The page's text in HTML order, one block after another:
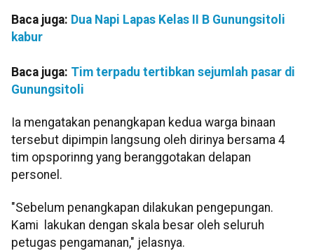
Baca juga: Dua Napi Lapas Kelas II B Gunungsitoli
kabur
Baca juga: Tim terpadu tertibkan sejumlah pasar di
Gunungsitoli
Ia mengatakan penangkapan kedua warga binaan
tersebut dipimpin langsung oleh dirinya bersama 4
tim opsporinng yang beranggotakan delapan
personel.
"Sebelum penangkapan dilakukan pengepungan.
Kami lakukan dengan skala besar oleh seluruh
petugas pengamanan," jelasnya.